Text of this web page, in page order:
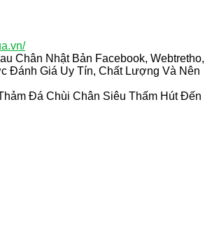
Chân Nhật Bản Facebook, Webtretho,
Đánh Giá Uy Tín, Chất Lượng Và Nên
Đá Chùi Chân Siêu Thấm Hút Đến